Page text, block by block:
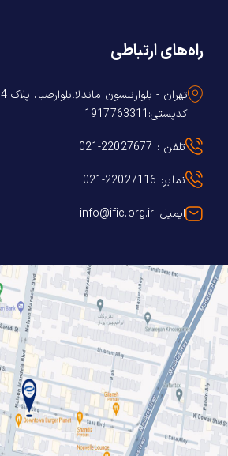
راه‌های ارتباطی
تهران - بلوارنلسون ماندلا،بلوارصبا، پلاک 4
کدپستی:1917763311
تلفن : 22027677-021
نمابر: 22027116-021
ایمیل: info@ific.org.ir